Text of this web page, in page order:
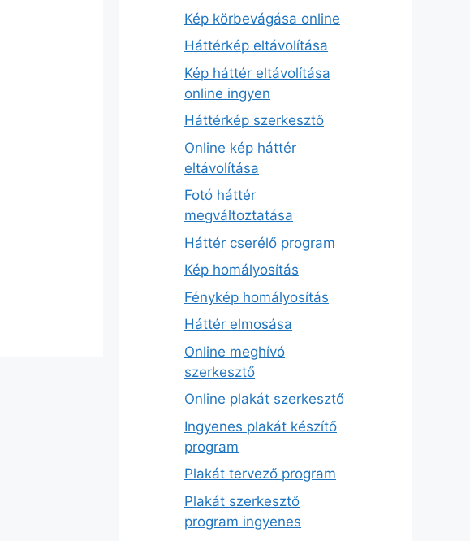
Kép körbevágása online
Háttérkép eltávolítása
Kép háttér eltávolítása
online ingyen
Háttérkép szerkesztő
Online kép háttér
eltávolítása
Fotó háttér
megváltoztatása
Háttér cserélő program
Kép homályosítás
Fénykép homályosítás
Háttér elmosása
Online meghívó
szerkesztő
Online plakát szerkesztő
Ingyenes plakát készítő
program
Plakát tervező program
Plakát szerkesztő
program ingyenes